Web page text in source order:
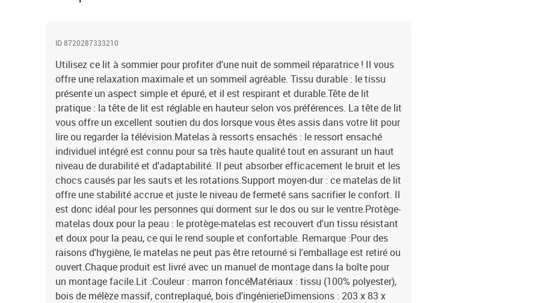
ID 8720287333210
Utilisez ce lit à sommier pour profiter d'une nuit de sommeil réparatrice ! Il vous
offre une relaxation maximale et un sommeil agréable. Tissu durable : le tissu
présente un aspect simple et épuré, et il est respirant et durable.Tête de lit
pratique : la tête de lit est réglable en hauteur selon vos préférences. La tête de lit
vous offre un excellent soutien du dos lorsque vous êtes assis dans votre lit pour
lire ou regarder la télévision.Matelas à ressorts ensachés : le ressort ensaché
individuel intégré est connu pour sa très haute qualité tout en assurant un haut
niveau de durabilité et d'adaptabilité. Il peut absorber efficacement le bruit et les
chocs causés par les sauts et les rotations.Support moyen-dur : ce matelas de lit
offre une stabilité accrue et juste le niveau de fermeté sans sacrifier le confort. Il
est donc idéal pour les personnes qui dorment sur le dos ou sur le ventre.Protège-
matelas doux pour la peau : le protège-matelas est recouvert d'un tissu résistant
et doux pour la peau, ce qui le rend souple et confortable. Remarque :Pour des
raisons d'hygiène, le matelas ne peut pas être retourné si l'emballage est retiré ou
ouvert.Chaque produit est livré avec un manuel de montage dans la boîte pour
un montage facile.Lit :Couleur : marron foncéMatériaux : tissu (100% polyester),
bois de mélèze massif, contreplaqué, bois d'ingénierieDimensions : 203 x 83 x